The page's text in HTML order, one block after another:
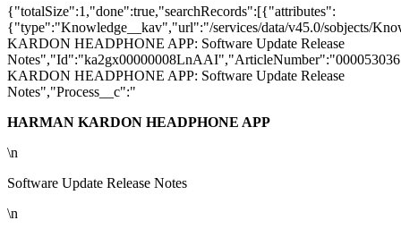
{"totalSize":1,"done":true,"searchRecords":[{"attributes":
{"type":"Knowledge__kav","url":"/services/data/v45.0/sobjects/
KARDON HEADPHONE APP: Software Update Release
KARDON HEADPHONE APP: Software Update Release
Notes","Process__c":"
HARMAN KARDON HEADPHONE APP
\n
Software Update Release Notes
\n